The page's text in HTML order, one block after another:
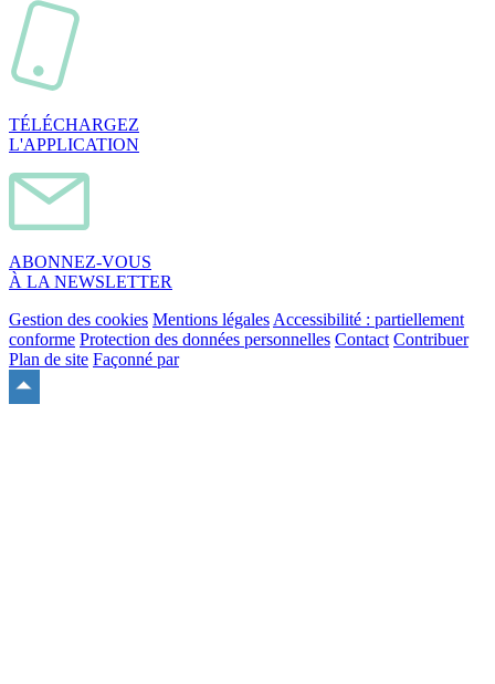
TÉLÉCHARGEZ
L'APPLICATION
ABONNEZ-VOUS
À LA NEWSLETTER
Gestion des cookies Mentions légales Accessibilité : partiellement
conforme Protection des données personnelles Contact Contribuer
Plan de site Façonné par